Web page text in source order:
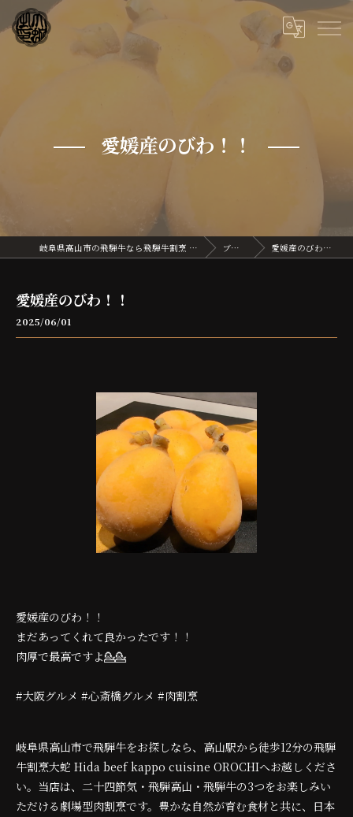
愛媛産のびわ！！
岐阜県高山市の飛騨牛なら飛騨牛割烹 大蛇 ブログ 愛媛産のびわ！！
愛媛産のびわ！！
2025/06/01
愛媛産のびわ！！
まだあってくれて良かったです！！
肉厚で最高ですよ💁💁
#大阪グルメ #心斎橋グルメ #肉割烹
岐阜県高山市で飛騨牛をお探しなら、高山駅から徒歩12分の飛騨
牛割烹大蛇 Hida beef kappo cuisine OROCHIへお越しくださ
い。当店は、二十四節気・飛騨高山・飛騨牛の3つをお楽しみい
ただける劇場型肉割烹です。豊かな自然が育む食材と共に、日本